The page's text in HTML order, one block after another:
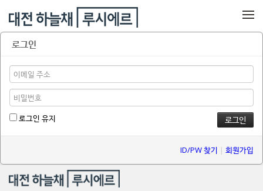
메뉴 건너뛰기
로그인
로그인 유지
ID/PW 찾기 | 회원가입